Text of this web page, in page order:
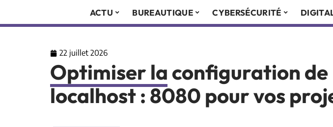
ACTU BUREAUTIQUE CYBERSÉCURITÉ
22 juillet 2026
Optimiser la configuration de
localhost : 8080 pour vos